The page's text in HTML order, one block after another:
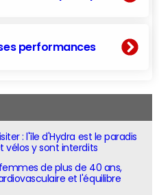
performances
: l'île d'Hydra est le paradis
vélos y sont interdits
femmes de plus de 40 ans,
et l'équilibre